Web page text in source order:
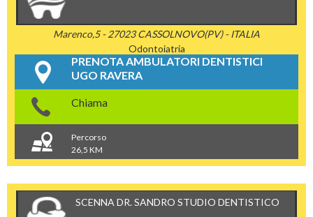
Marenco,5 - 27023 CASSOLNOVO(PV) - ITALIA
Odontoiatria
PRENOTA AMBULATORI DENTISTICI
UGO RAVERA
Chiama
Percorso
26,5 KM
SCENNA DR. SANDRO STUDIO DENTISTICO